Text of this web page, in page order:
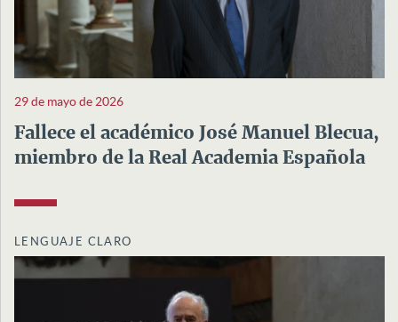
29 de mayo de 2026
Fallece el académico José Manuel Blecua,
miembro de la Real Academia Española
LENGUAJE CLARO